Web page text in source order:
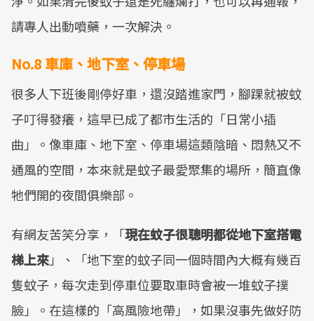
請專人出動噴藥，一次解決。
No.8 車庫、地下室、停車場
很多人下班後剛停好車，還沒踏進家門，腳踝就被蚊
子叮得發癢，這早已成了都市生活的「日常小插
曲」。像車庫、地下室、停車場這類陰暗、悶熱又不
通風的空間，本來就是蚊子最愛聚集的場所，簡直像
牠們開的夜間俱樂部。
有網友苦笑分享，「現在蚊子很聰明都從地下室搭電
梯上來」、「地下室的蚊子同一個時間內大概有幾百
隻蚊子，每次走到停車位要取車時會被一堆蚊子撲
臉」。在這樣的「高風險地帶」，如果沒事先做好防